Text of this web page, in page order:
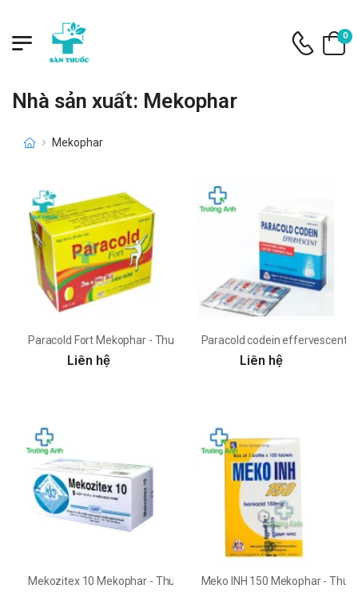
0
Nhà sản xuất: Mekophar
Mekophar
Paracold Fort Mekophar - Thuốc điều trị cảm cúm hiệu quả
Liên hệ
Paracold codein effervescent
Liên hệ
Mekozitex 10 Mekophar - Thuốc điều trị viêm mũi dị ứng, mày đay
Meko INH 150 Mekophar -